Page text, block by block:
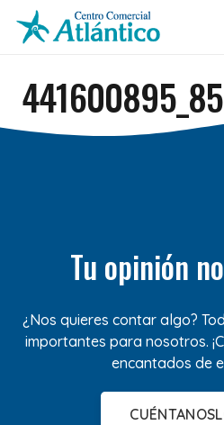
Tu opinión
¿Nos quieres contar algo?
importantes para nosotros.
encantados de